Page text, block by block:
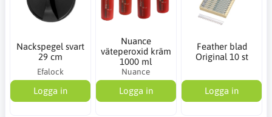
Nackspegel svart
29 cm
Efalock
Logga in
Nuance
väteperoxid kräm
1000 ml
Nuance
Logga in
Feather blad
Original 10 st
Logga in